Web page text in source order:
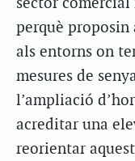
sector
perquè
als entorns on
mesures de
l’ampliació
acreditar una
reorientar